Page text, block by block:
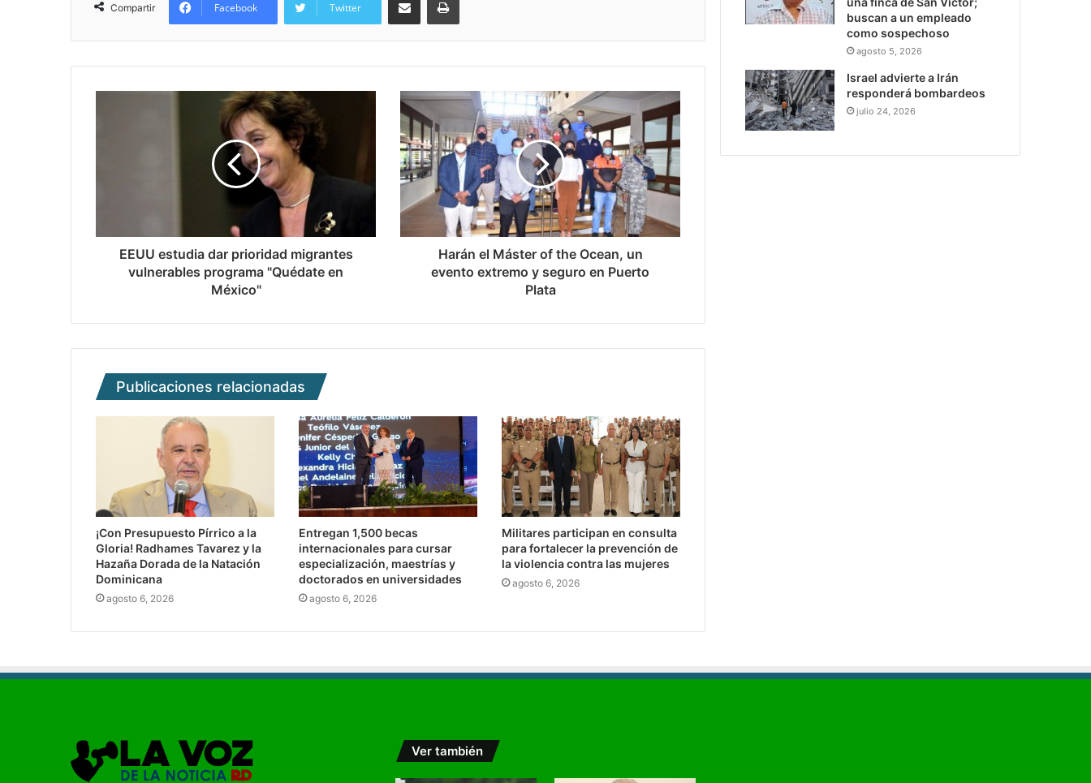
Compartir Facebook Twitter
EEUU estudia dar prioridad migrantes
vulnerables programa "Quédate en
México"
Harán el Máster of the Ocean, un
evento extremo y seguro en Puerto
Plata
Publicaciones relacionadas
¡Con Presupuesto Pírrico a la
Gloria! Radhames Tavarez y la
Hazaña Dorada de la Natación
Dominicana
agosto 6, 2026
Entregan 1,500 becas
internacionales para cursar
especialización, maestrías y
doctorados en universidades
agosto 6, 2026
Militares participan en consulta
para fortalecer la prevención de
la violencia contra las mujeres
agosto 6, 2026
buscan a un empleado
como sospechoso
agosto 5, 2026
Israel advierte a Irán
responderá bombardeos
julio 24, 2026
Ver también